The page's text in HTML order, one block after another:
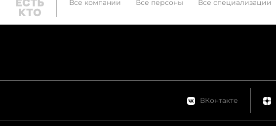
Все компании Все персоны Все специализации
ВКонтакте